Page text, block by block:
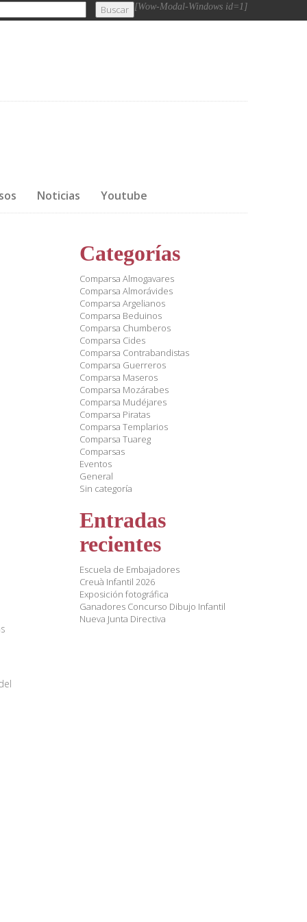
[Wow-Modal-Windows id=1]
Noticias Youtube
Categorías
Comparsa Almogavares
Comparsa Almorávides
Comparsa Argelianos
Comparsa Beduinos
Comparsa Chumberos
Comparsa Cides
Comparsa Contrabandistas
Comparsa Guerreros
Comparsa Maseros
Comparsa Mozárabes
Comparsa Mudéjares
Comparsa Piratas
Comparsa Templarios
Comparsa Tuareg
Comparsas
Eventos
General
Sin categoría
Entradas
recientes
Escuela de Embajadores
Creuà Infantil 2026
Exposición fotográfica
Ganadores Concurso Dibujo Infantil
Nueva Junta Directiva